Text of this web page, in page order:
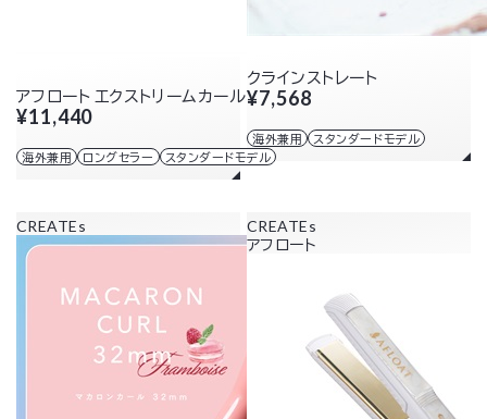
アフロート エクストリームカールII プラス 38mm
¥11,440
海外兼用 ロングセラー スタンダードモデル
クラインストレート
¥7,568
海外兼用 スタンダードモデル
CREATEs
CREATEs
アフロート